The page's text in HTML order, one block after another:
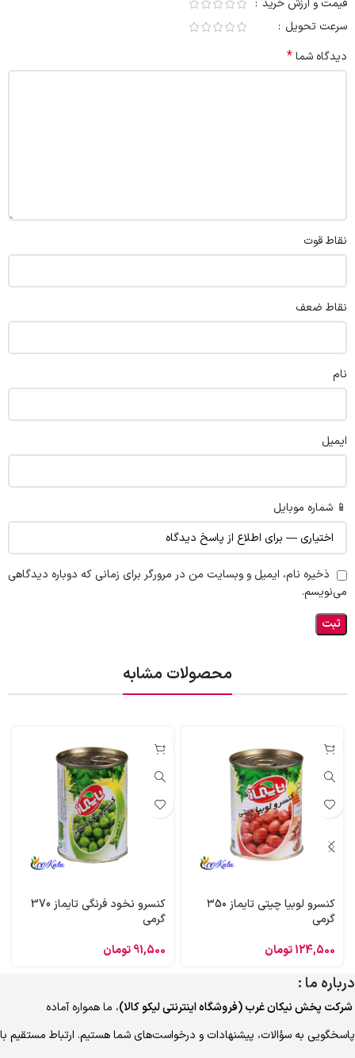
قیمت و ارزش خرید
سرعت تحویل
دیدگاه شما*
نقاط قوت
نقاط ضعف
نام
ایمیل
📱 شماره موبایل
ذخیره نام، ایمیل و وبسایت من در مرورگر برای زمانی که دوباره دیدگاهی
می‌نویسم.
محصولات مشابه
کنسرو لوبیا چیتی تایماز ۳5۰
گرمی
124,500تومان
کنسرو نخود فرنگی تایماز 370
گرمی
91,500تومان
درباره ما :
شرکت پخش نیکان غرب (فروشگاه اینترنتی لیکو کالا)، ما همواره آماده
پاسخگویی به سؤالات، پیشنهادات و درخواست‌های شما هستیم. ارتباط مستقیم با